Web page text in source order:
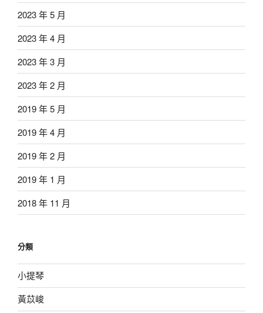
2023 年 5 月
2023 年 4 月
2023 年 3 月
2023 年 2 月
2019 年 5 月
2019 年 4 月
2019 年 2 月
2019 年 1 月
2018 年 11 月
分類
小提琴
黃苡峻